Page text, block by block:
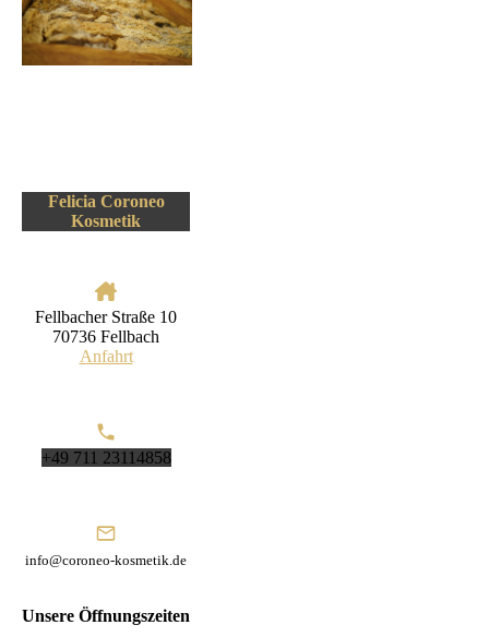
Felicia Coroneo
Kosmetik
Fellbacher Straße 10
70736 Fellbach
Anfahrt
+49 711 23114858
info@coroneo-kosmetik.de
Unsere Öffnungszeiten